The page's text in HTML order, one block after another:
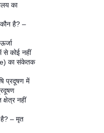
का
कौन है? –
से कोई नहीं
का संकेतक
प्रदूषण में
नहीं
है? – मृत